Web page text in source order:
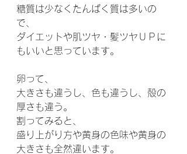
糖質は少なくたんぱく質は多いの
で、
ダイエットや肌ツヤ・髪ツヤＵＰに
もいいと思っています。
卵って、
大きさも違うし、色も違うし、殻の
厚さも違う。
割ってみると、
盛り上がり方や黄身の色味や黄身の
大きさも全然違います。